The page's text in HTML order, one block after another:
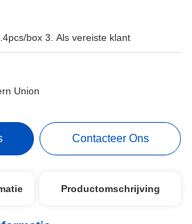
box 3. Als vereiste klant
Union
Contacteer Ons
Productomschrijving